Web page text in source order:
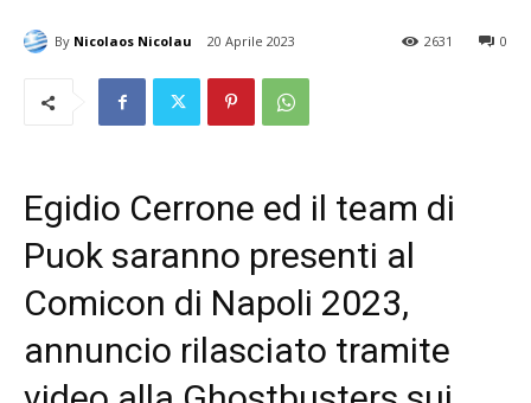
By Nicolaos Nicolau 20 Aprile 2023 0
2631
Egidio Cerrone ed il team di
Puok saranno presenti al
Comicon di Napoli 2023,
annuncio rilasciato tramite